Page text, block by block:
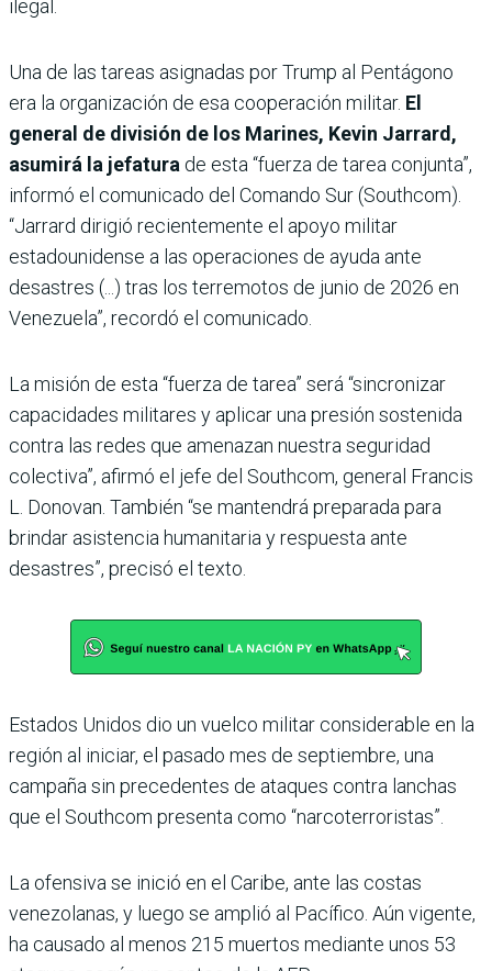
ilegal.
Una de las tareas asignadas por Trump al Pentágono
era la organización de esa cooperación militar. El
general de división de los Marines, Kevin Jarrard,
asumirá la jefatura de esta “fuerza de tarea conjunta”,
informó el comunicado del Comando Sur (Southcom).
“Jarrard dirigió recientemente el apoyo militar
estadounidense a las operaciones de ayuda ante
desastres (...) tras los terremotos de junio de 2026 en
Venezuela”, recordó el comunicado.
La misión de esta “fuerza de tarea” será “sincronizar
capacidades militares y aplicar una presión sostenida
contra las redes que amenazan nuestra seguridad
colectiva”, afirmó el jefe del Southcom, general Francis
L. Donovan. También “se mantendrá preparada para
brindar asistencia humanitaria y respuesta ante
desastres”, precisó el texto.
Estados Unidos dio un vuelco militar considerable en la
región al iniciar, el pasado mes de septiembre, una
campaña sin precedentes de ataques contra lanchas
que el Southcom presenta como “narcoterroristas”.
La ofensiva se inició en el Caribe, ante las costas
venezolanas, y luego se amplió al Pacífico. Aún vigente,
ha causado al menos 215 muertos mediante unos 53